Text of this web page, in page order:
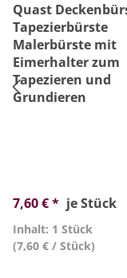
Quast
Tapezierbürste
Malerbürste mit
Eimerhalter zum
Tapezieren und
Grundieren
7,60 € * je Stück
Inhalt: 1 Stück
(7,60 € / Stück)